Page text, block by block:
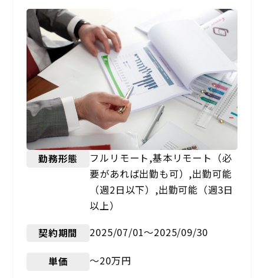
勤務形態
フルリモート,基本リモート（必
要があれば出勤も可）,出勤可能
（週2日以下）,出勤可能（週3日
以上）
契約期間 2025/07/01〜2025/09/30
単価 〜20万円